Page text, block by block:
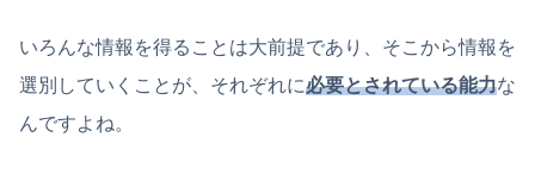
いろんな情報を得ることは大前提であり、そこから情報を
選別していくことが、それぞれに必要とされている能力な
んですよね。